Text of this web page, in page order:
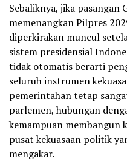
Sebaliknya, jika pasangan
memenangkan Pilpres
diperkirakan muncul
sistem presidensial
tidak otomatis berarti
seluruh instrumen
pemerintahan tetap
parlemen, hubungan
kemampuan membangun
pusat kekuasaan politik
mengakar.